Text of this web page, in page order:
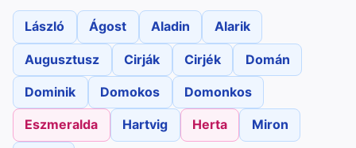
László Ágost Aladin Alarik
Augusztusz Cirják Cirjék Domán
Dominik Domokos Domonkos
Eszmeralda Hartvig Herta Miron